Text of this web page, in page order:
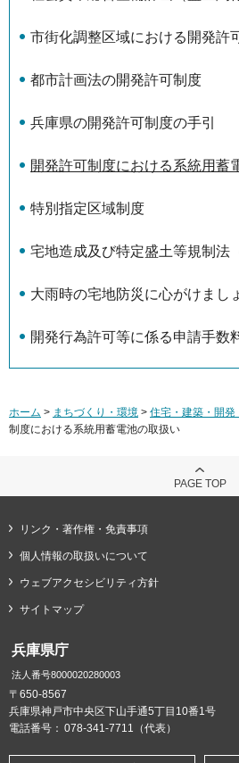
市街化調整区域における開発許
都市計画法の開発許可制度
兵庫県の開発許可制度の手引
開発許可制度における系統用蓄
特別指定区域制度
宅地造成及び特定盛土等規制法
大雨時の宅地防災に心がけまし
開発行為許可等に係る申請手数
ホーム > まちづくり・環境 > 住宅・建築・開発
制度における系統用蓄電池の取扱い
PAGE TOP
リンク・著作権・免責事項
個人情報の取扱いについて
ウェブアクセシビリティ方針
サイトマップ
兵庫県庁
法人番号8000020280003
〒650-8567
兵庫県神戸市中央区下山手通5丁目10番1号
電話番号： 078-341-7711（代表）